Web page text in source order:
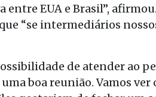
EUA e Brasil”,
“se intermediários
de atender ao
boa reunião. Vamos ver